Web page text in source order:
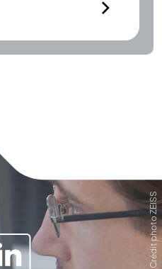
Crédit photo ZEISS